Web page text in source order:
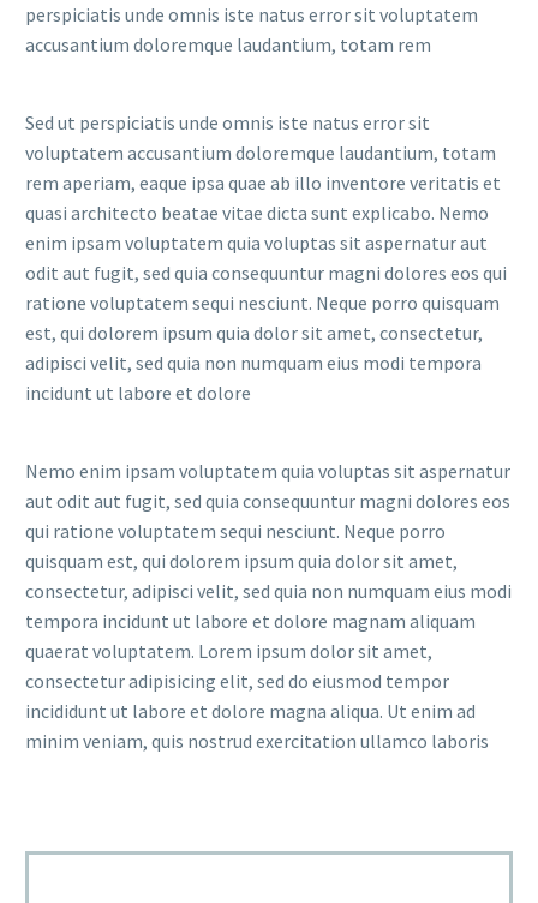
perspiciatis unde omnis iste natus error sit voluptatem
accusantium doloremque laudantium, totam rem
Sed ut perspiciatis unde omnis iste natus error sit
voluptatem accusantium doloremque laudantium, totam
rem aperiam, eaque ipsa quae ab illo inventore veritatis et
quasi architecto beatae vitae dicta sunt explicabo. Nemo
enim ipsam voluptatem quia voluptas sit aspernatur aut
odit aut fugit, sed quia consequuntur magni dolores eos qui
ratione voluptatem sequi nesciunt. Neque porro quisquam
est, qui dolorem ipsum quia dolor sit amet, consectetur,
adipisci velit, sed quia non numquam eius modi tempora
incidunt ut labore et dolore
Nemo enim ipsam voluptatem quia voluptas sit aspernatur
aut odit aut fugit, sed quia consequuntur magni dolores eos
qui ratione voluptatem sequi nesciunt. Neque porro
quisquam est, qui dolorem ipsum quia dolor sit amet,
consectetur, adipisci velit, sed quia non numquam eius modi
tempora incidunt ut labore et dolore magnam aliquam
quaerat voluptatem. Lorem ipsum dolor sit amet,
consectetur adipisicing elit, sed do eiusmod tempor
incididunt ut labore et dolore magna aliqua. Ut enim ad
minim veniam, quis nostrud exercitation ullamco laboris